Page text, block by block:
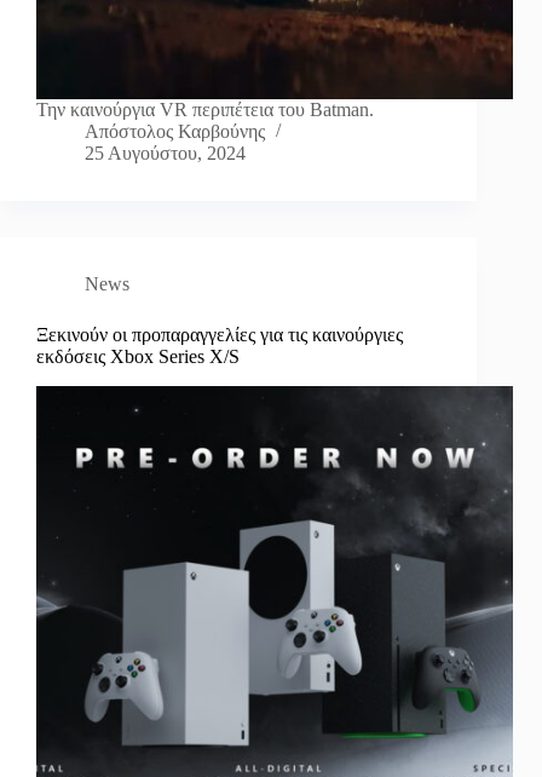
Την καινούργια VR περιπέτεια του Batman.
Απόστολος Καρβούνης
25 Αυγούστου, 2024
News
Ξεκινούν οι προπαραγγελίες για τις καινούργιες
εκδόσεις Xbox Series X/S